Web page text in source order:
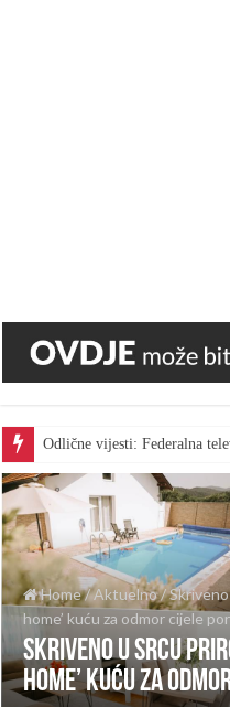
Odlične vijesti: Federalna
Home/Aktuelno/
home’ kuću za odmor cijele
Skriveno u srcu
home’ kuću za